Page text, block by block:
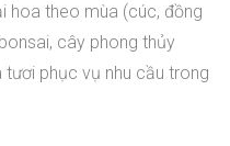
hoa theo mùa (cúc, đồng
cây phong thủy
phục vụ nhu cầu trong